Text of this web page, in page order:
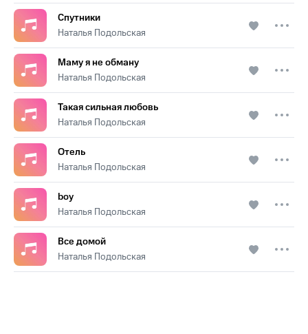
Спутники
Наталья Подольская
Маму я не обману
Наталья Подольская
Такая сильная любовь
Наталья Подольская
Отель
Наталья Подольская
boy
Наталья Подольская
Все домой
Наталья Подольская